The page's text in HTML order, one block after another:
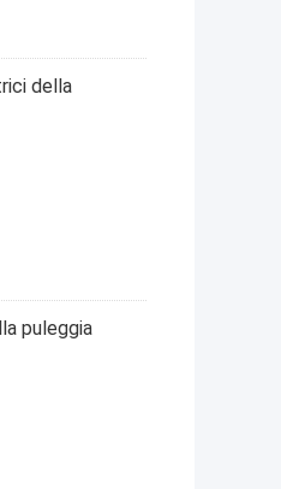
della
puleggia